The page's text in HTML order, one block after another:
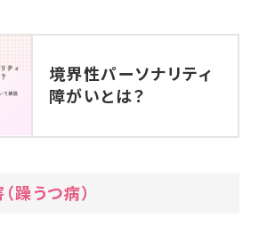
境界性パーソナリティ
障がいとは？
躁うつ病）